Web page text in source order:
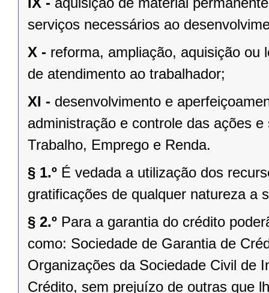
serviços necessários ao
X - reforma, ampliação, aquisição ou
de atendimento ao trabalhador;
XI - desenvolvimento e
administração e controle das ações
Trabalho, Emprego e Renda.
§ 1.º É vedada a utilização dos
gratificações de qualquer natureza a
§ 2.º Para a garantia do crédito
como: Sociedade de Garantia de
Organizações da Sociedade Civil de
Crédito, sem prejuízo de outras que